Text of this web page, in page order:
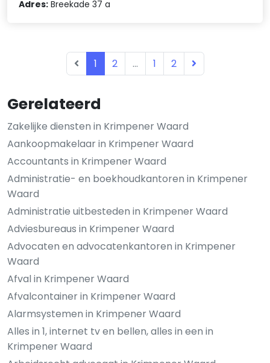
Gerelateerd
Zakelijke diensten in Krimpener Waard
Aankoopmakelaar in Krimpener Waard
Accountants in Krimpener Waard
Administratie- en boekhoudkantoren in Krimpener
Waard
Administratie uitbesteden in Krimpener Waard
Adviesbureaus in Krimpener Waard
Advocaten en advocatenkantoren in Krimpener
Waard
Afval in Krimpener Waard
Afvalcontainer in Krimpener Waard
Alarmsystemen in Krimpener Waard
Alles in 1, internet tv en bellen, alles in een in
Krimpener Waard
Adres: Breekade 37 a
1 2 ... 1 2